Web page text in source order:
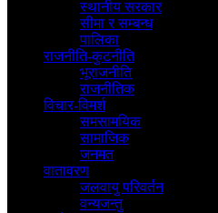
स्थानीय सरकार
सीमा र सम्बन्ध
पालिका
राजनीति-कुटनीति
भूराजनीति
राजनीतिक
विचार-विमर्श
समसामयिक
सामाजिक
जनमत
वातावरण
जलवायु परिवर्तन
वन्यजन्तु